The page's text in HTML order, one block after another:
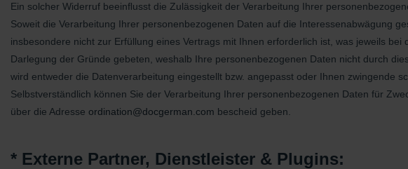
Ein solcher Widerruf beeinﬂusst die Zulässigkeit der Verarbeitung Ihrer
Soweit die Verarbeitung Ihrer personenbezogenen Daten auf die Interessenabwägung
insbesondere nicht zur Erfüllung eines Vertrags mit Ihnen erforderlich ist, was jeweils
Darlegung der Gründe gebeten, weshalb Ihre personenbezogenen Daten nicht durch
wird entweder die Datenverarbeitung eingestellt bzw. angepasst oder Ihnen zwingende
Selbstverständlich können Sie der Verarbeitung Ihrer personenbezogenen Daten für
über die Adresse ordination@docgerman.com bescheid geben.
* Externe Partner, Dienstleister & Plugins: